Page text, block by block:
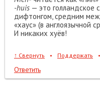
-huis — это голландское
дифтонгом, средним
«хаус» (в англоязычной
И никаких хуёв!
↑ Свернуть • Поддержать •
Ответить